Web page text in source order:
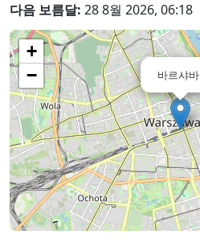
다음 보름달: 28 8월 2026, 06:18
바르샤바
+
−